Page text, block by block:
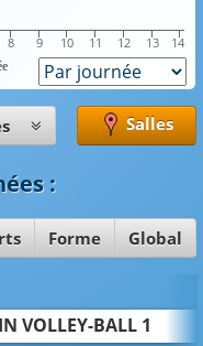
8 9 10 11 12 13 14
Salles
:
Forme Global
VOLLEY-BALL 1